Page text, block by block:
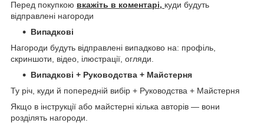
Перед покупкою вкажіть в коментарі, куди будуть
відправлені нагороди
Випадкові
Нагороди будуть відправлені випадково на: профіль,
скриншоти, відео, ілюстрації, огляди.
Випадкові + Руководства + Майстерня
Ту річ, куди й попередній вибір + Руководства + Майстерня
Якщо в інструкції або майстерні кілька авторів — вони
розділять нагороди.